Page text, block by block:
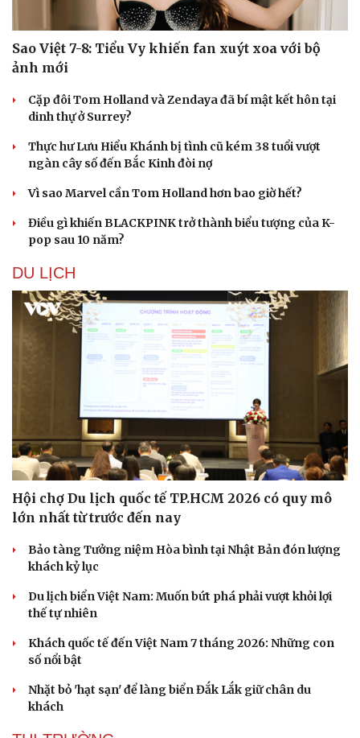
Sân khấu - Điện ảnh
Văn học
Âm nhạc
Di sản
Thời trang
Sao Việt
Sao Việt 7-8: Tiểu Vy khiến fan xuýt xoa với bộ
ảnh mới
Cặp đôi Tom Holland và Zendaya đã bí mật kết hôn tại
dinh thự ở Surrey?
Thực hư Lưu Hiểu Khánh bị tình cũ kém 38 tuổi vượt
ngàn cây số đến Bắc Kinh đòi nợ
Vì sao Marvel cần Tom Holland hơn bao giờ hết?
Điều gì khiến BLACKPINK trở thành biểu tượng của K-
pop sau 10 năm?
DU LỊCH
Hội chợ Du lịch quốc tế TP.HCM 2026 có quy mô
lớn nhất từ trước đến nay
Bảo tàng Tưởng niệm Hòa bình tại Nhật Bản đón lượng
khách kỷ lục
Du lịch biển Việt Nam: Muốn bứt phá phải vượt khỏi lợi
thế tự nhiên
Khách quốc tế đến Việt Nam 7 tháng 2026: Những con
số nổi bật
Nhặt bỏ 'hạt sạn' để làng biển Đắk Lắk giữ chân du
khách